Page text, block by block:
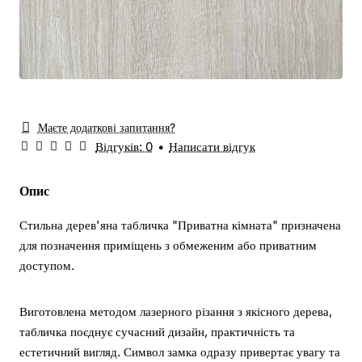
Маєте додаткові запитання?
Опис
Стильна дерев'яна табличка "Приватна кімната" призначена
для позначення приміщень з обмеженим або приватним
доступом.
Виготовлена методом лазерного різання з якісного дерева,
табличка поєднує сучасний дизайн, практичність та
естетичний вигляд. Символ замка одразу привертає увагу та
Відгуків: 0 • Написати відгук